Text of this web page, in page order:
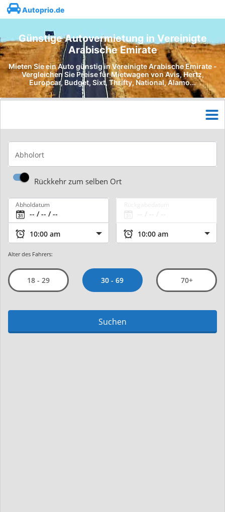
Autoprio.de
Günstige Autovermietung in Vereinigte
Arabische Emirate
Mieten Sie ein Auto günstig in Vereinigte Arabische Emirate -
Vergleichen Sie Preise für Mietwagen von Avis, Hertz,
Europcar, Budget, Sixt, Thrifty, National, Alamo...
Abholort
Rückkehr zum selben Ort
Abholdatum
Alter des Fahrers:
18 - 29 30 - 69 70+
Suchen